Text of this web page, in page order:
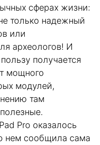
сферах жизни:
только надежный
или
археологов! И
получается
мощного
модулей,
там
Pro оказалось
нем сообщила сама